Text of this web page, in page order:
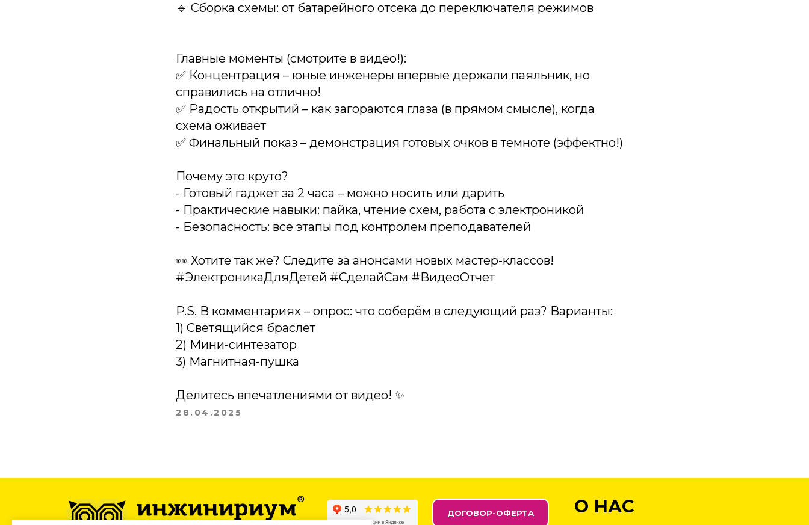
🔹 Сборка схемы: от батарейного отсека до переключателя режимов
Главные моменты (смотрите в видео!):
✅ Концентрация – юные инженеры впервые держали паяльник, но
справились на отлично!
✅ Радость открытий – как загораются глаза (в прямом смысле), когда
схема оживает
✅ Финальный показ – демонстрация готовых очков в темноте (эффектно!)
Почему это круто?
- Готовый гаджет за 2 часа – можно носить или дарить
- Практические навыки: пайка, чтение схем, работа с электроникой
- Безопасность: все этапы под контролем преподавателей
👀 Хотите так же? Следите за анонсами новых мастер-классов!
#ЭлектроникаДляДетей #СделайСам #ВидеоОтчет
P.S. В комментариях – опрос: что соберём в следующий раз? Варианты:
1) Светящийся браслет
2) Мини-синтезатор
3) Магнитная-пушка
Делитесь впечатлениями от видео! ✨
28.04.2025
О НАС
ДОГОВОР-ОФЕРТА